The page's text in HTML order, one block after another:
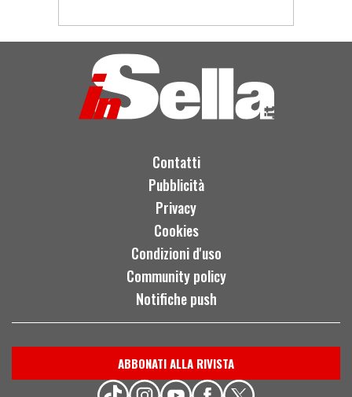
Contatti
Pubblicità
Privacy
Cookies
Condizioni d'uso
Community policy
Notifiche push
ABBONATI ALLA RIVISTA